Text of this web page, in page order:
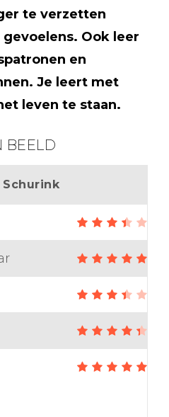
te verzetten
Ook leer
en
Je leert met
leven te staan.
BEELD
Schurink